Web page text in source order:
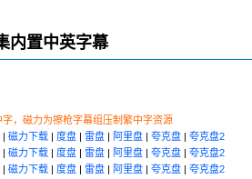
内置中英字幕
，磁力为擦枪字幕组压制繁中字资源
| 磁力下载 | 度盘 | 雷盘 | 阿里盘 | 夸克盘 | 夸克盘2
| 磁力下载 | 度盘 | 雷盘 | 阿里盘 | 夸克盘 | 夸克盘2
| 磁力下载 | 度盘 | 雷盘 | 阿里盘 | 夸克盘 | 夸克盘2